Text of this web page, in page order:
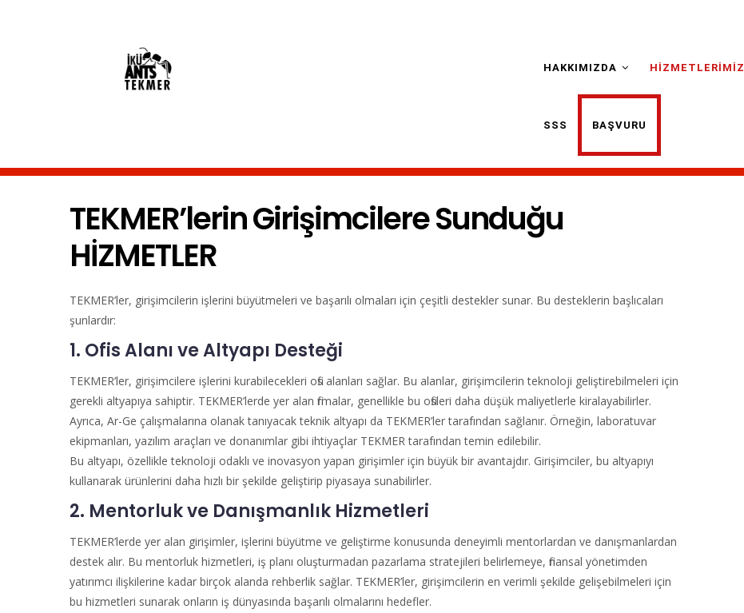
Navigation
HAKKIMIZDA HIZMETLERIMIZ
SSS BAŞVURU
TEKMER’lerin Girişimcilere Sunduğu
HİZMETLER
TEKMER’ler, girişimcilerin işlerini büyütmeleri ve başarılı olmaları için çeşitli destekler sunar. Bu desteklerin başlıcaları
şunlardır:
1. Ofis Alanı ve Altyapı Desteği
TEKMER’ler, girişimcilere işlerini kurabilecekleri ofis alanları sağlar. Bu alanlar, girişimcilerin teknoloji geliştirebilmeleri için
gerekli altyapıya sahiptir. TEKMER’lerde yer alan firmalar, genellikle bu ofisleri daha düşük maliyetlerle kiralayabilirler.
Ayrıca, Ar-Ge çalışmalarına olanak tanıyacak teknik altyapı da TEKMER’ler tarafından sağlanır. Örneğin, laboratuvar
ekipmanları, yazılım araçları ve donanımlar gibi ihtiyaçlar TEKMER tarafından temin edilebilir.
Bu altyapı, özellikle teknoloji odaklı ve inovasyon yapan girişimler için büyük bir avantajdır. Girişimciler, bu altyapıyı
kullanarak ürünlerini daha hızlı bir şekilde geliştirip piyasaya sunabilirler.
2. Mentorluk ve Danışmanlık Hizmetleri
TEKMER’lerde yer alan girişimler, işlerini büyütme ve geliştirme konusunda deneyimli mentorlardan ve danışmanlardan
destek alır. Bu mentorluk hizmetleri, iş planı oluşturmadan pazarlama stratejileri belirlemeye, finansal yönetimden
yatırımcı ilişkilerine kadar birçok alanda rehberlik sağlar. TEKMER’ler, girişimcilerin en verimli şekilde gelişebilmeleri için
bu hizmetleri sunarak onların iş dünyasında başarılı olmalarını hedefler.